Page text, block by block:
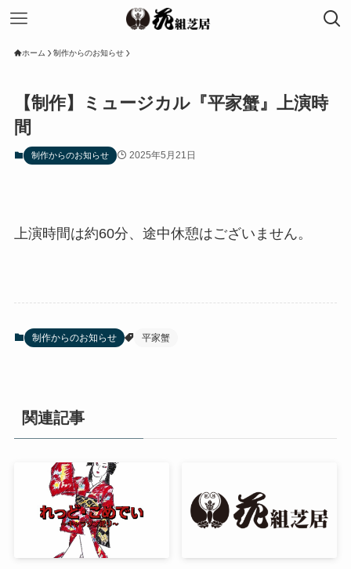
ホーム 制作からのお知らせ
【制作】ミュージカル『平家蟹』上演時
間
制作からのお知らせ 2025年5月21日
上演時間は約60分、途中休憩はございません。
制作からのお知らせ 平家蟹
関連記事